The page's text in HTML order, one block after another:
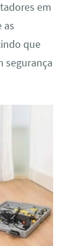
em
as
que
segurança